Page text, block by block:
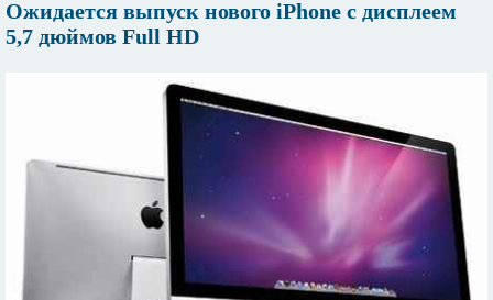
Ожидается выпуск нового iPhone с дисплеем
5,7 дюймов Full HD